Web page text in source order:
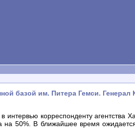
базой им. Питера Гемси.
корреспонденту агентства
на 50%. В ближайшее время